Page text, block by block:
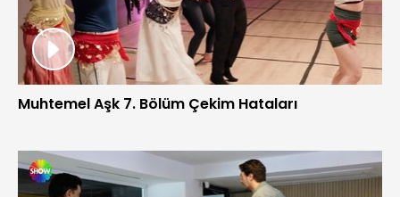
Muhtemel Aşk 7. Bölüm Çekim Hataları